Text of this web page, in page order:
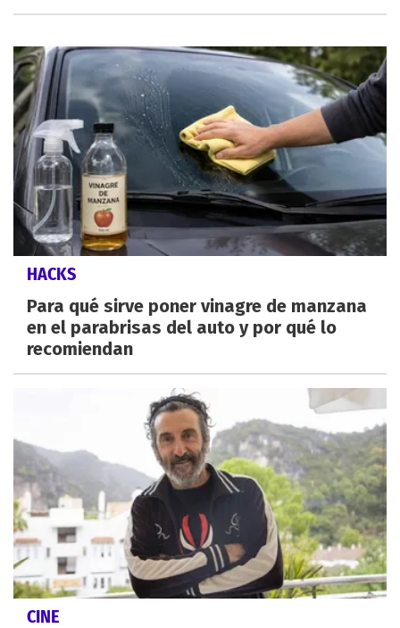
HACKS
Para qué sirve poner vinagre de manzana
en el parabrisas del auto y por qué lo
recomiendan
CINE